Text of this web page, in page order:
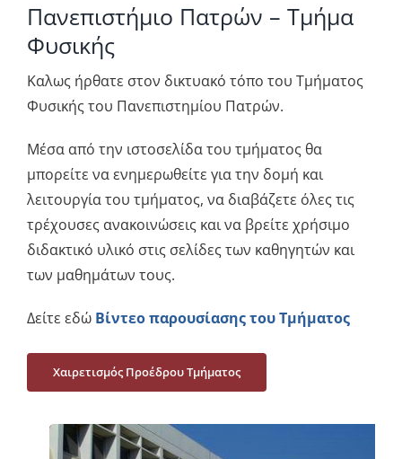
Πανεπιστήμιο Πατρών – Τμήμα
Φυσικής
Καλως ήρθατε στον δικτυακό τόπο του Τμήματος
Φυσικής του Πανεπιστημίου Πατρών.
Μέσα από την ιστοσελίδα του τμήματος θα
μπορείτε να ενημερωθείτε για την δομή και
λειτουργία του τμήματος, να διαβάζετε όλες τις
τρέχουσες ανακοινώσεις και να βρείτε χρήσιμο
διδακτικό υλικό στις σελίδες των καθηγητών και
των μαθημάτων τους.
Δείτε εδώ Βίντεο παρουσίασης του Τμήματος
Χαιρετισμός Προέδρου Τμήματος